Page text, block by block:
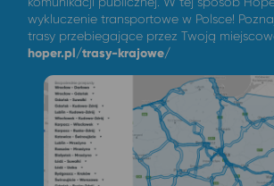
wykluczenie transportowe w Polsce!
trasy przebiegające przez Twoją
hoper.pl/trasy-krajowe/